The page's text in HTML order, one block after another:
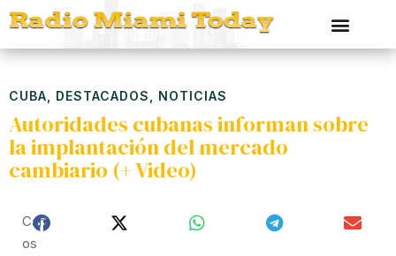
CUBA DESTACADOS NOTICIAS
Autoridades cubanas informan sobre
la implantación del mercado
cambiario (+ Video)
Carl
Os